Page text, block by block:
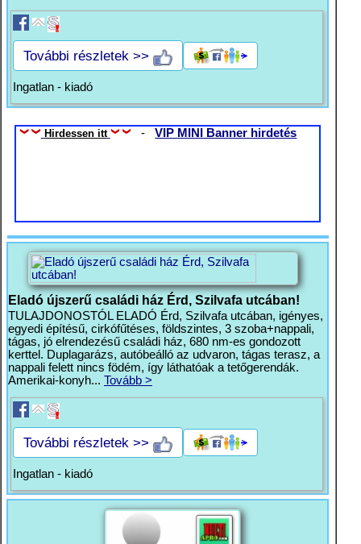
További részletek >>
Ingatlan - kiadó
Hirdessen itt -VIP MINI Banner hirdetés
Eladó újszerű családi ház Érd, Szilvafa utcában!
TULAJDONOSTÓL ELADÓ Érd, Szilvafa utcában, igényes,
egyedi építésű, cirkófűtéses, földszintes, 3 szoba+nappali,
tágas, jó elrendezésű családi ház, 680 nm-es gondozott
kerttel. Duplagarázs, autóbeálló az udvaron, tágas terasz, a
nappali felett nincs födém, így láthatóak a tetőgerendák.
Amerikai-konyh... Tovább >
További részletek >>
Ingatlan - kiadó